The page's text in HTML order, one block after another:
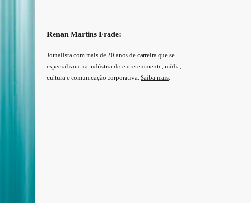
Renan Martins Frade:
Jornalista com mais de 20 anos de carreira que se
especializou na indústria do entretenimento, mídia,
cultura e comunicação corporativa. Saiba mais.